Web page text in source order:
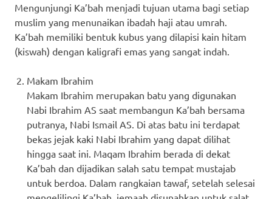
Mengunjungi Ka’bah menjadi tujuan utama bagi setiap
muslim yang menunaikan ibadah haji atau umrah.
Ka’bah memiliki bentuk kubus yang dilapisi kain hitam
(kiswah) dengan kaligrafi emas yang sangat indah.
Makam Ibrahim
Makam Ibrahim merupakan batu yang digunakan
Nabi Ibrahim AS saat membangun Ka’bah bersama
putranya, Nabi Ismail AS. Di atas batu ini terdapat
bekas jejak kaki Nabi Ibrahim yang dapat dilihat
hingga saat ini. Maqam Ibrahim berada di dekat
Ka’bah dan dijadikan salah satu tempat mustajab
untuk berdoa. Dalam rangkaian tawaf, setelah selesai